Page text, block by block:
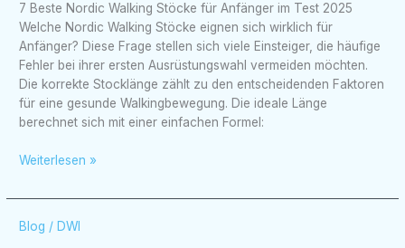
7 Beste Nordic Walking Stöcke für Anfänger im Test 2025
Welche Nordic Walking Stöcke eignen sich wirklich für
Anfänger? Diese Frage stellen sich viele Einsteiger, die häufige
Fehler bei ihrer ersten Ausrüstungswahl vermeiden möchten.
Die korrekte Stocklänge zählt zu den entscheidenden Faktoren
für eine gesunde Walkingbewegung. Die ideale Länge
berechnet sich mit einer einfachen Formel:
Nordic
Walking
Stöcke
für
Anfänger
im
Test
Weiterlesen »
Blog / DWI
Nordic